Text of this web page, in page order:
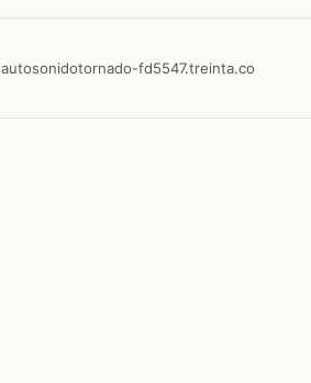
autosonidotornado-fd5547.treinta.co